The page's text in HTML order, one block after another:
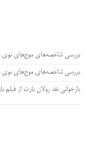
بررسی شاخصه‌های موج‌های نوی سینمایی در
بررسی شاخصه‌های موج‌های نوی
بازخوانی نقد رولان بارت از فیلم